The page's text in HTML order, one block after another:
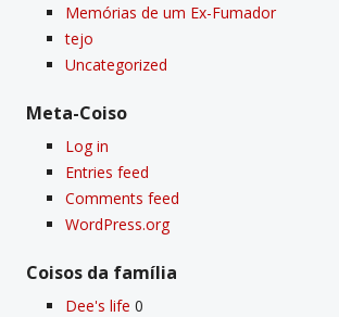
Memórias de um Ex-Fumador
tejo
Uncategorized
Meta-Coiso
Log in
Entries feed
Comments feed
WordPress.org
Coisos da famí­lia
Dee's life 0